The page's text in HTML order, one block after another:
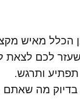
הכלל מאיש
שעזר לכם
ותרגש.
בדיוק מה